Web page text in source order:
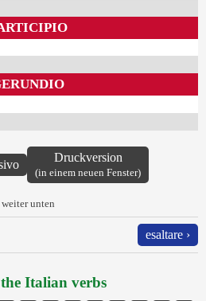
Druckversion
(in einem neuen Fenster)
weiter unten
esaltare ›
Italian verbs